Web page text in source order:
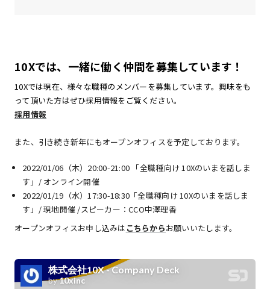
10Xでは、一緒に働く仲間を募集しています！
10Xでは現在、様々な職種のメンバーを募集しています。興味をも
って頂いた方はぜひ採用情報をご覧ください。
採用情報
また、引き続き新年にもオープンオフィスを予定しております。
2022/01/06（木）20:00-21:00 「全職種向け 10Xのいまを話しま
す」/ オンライン開催
2022/01/19（水）17:30-18:30「全職種向け 10Xのいまを話しま
す」/ 現地開催 /スピーカー：CCO中澤理香
オープンオフィスお申し込みは こちらからお願いいたします。